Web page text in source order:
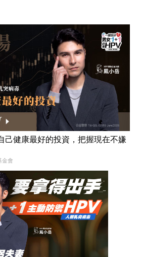
己健康最好的投資，把握現在不嫌
金會